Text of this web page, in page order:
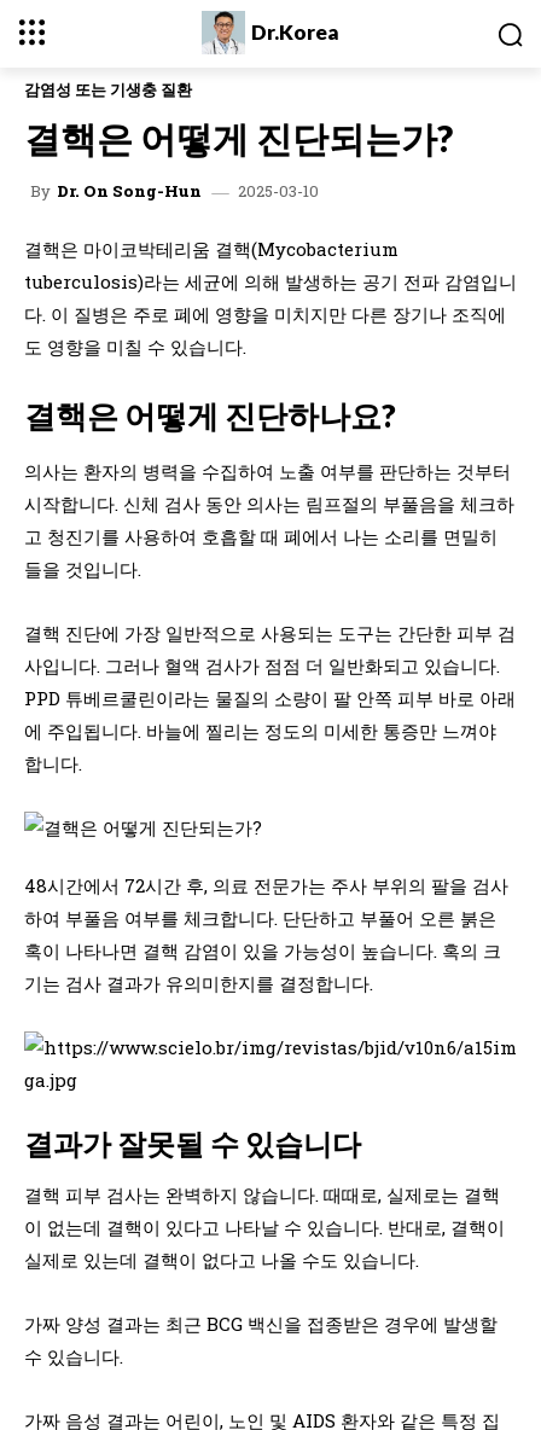
Dr.Korea
감염성 또는 기생충 질환
결핵은 어떻게 진단되는가?
By Dr. On Song-Hun 2025-03-10
결핵은 마이코박테리움 결핵(Mycobacterium
tuberculosis)라는 세균에 의해 발생하는 공기 전파 감염입니
다. 이 질병은 주로 폐에 영향을 미치지만 다른 장기나 조직에
도 영향을 미칠 수 있습니다.
결핵은 어떻게 진단하나요?
의사는 환자의 병력을 수집하여 노출 여부를 판단하는 것부터
시작합니다. 신체 검사 동안 의사는 림프절의 부풀음을 체크하
고 청진기를 사용하여 호흡할 때 폐에서 나는 소리를 면밀히
들을 것입니다.
결핵 진단에 가장 일반적으로 사용되는 도구는 간단한 피부 검
사입니다. 그러나 혈액 검사가 점점 더 일반화되고 있습니다.
PPD 튜베르쿨린이라는 물질의 소량이 팔 안쪽 피부 바로 아래
에 주입됩니다. 바늘에 찔리는 정도의 미세한 통증만 느껴야
합니다.
48시간에서 72시간 후, 의료 전문가는 주사 부위의 팔을 검사
하여 부풀음 여부를 체크합니다. 단단하고 부풀어 오른 붉은
혹이 나타나면 결핵 감염이 있을 가능성이 높습니다. 혹의 크
기는 검사 결과가 유의미한지를 결정합니다.
결과가 잘못될 수 있습니다
결핵 피부 검사는 완벽하지 않습니다. 때때로, 실제로는 결핵
이 없는데 결핵이 있다고 나타날 수 있습니다. 반대로, 결핵이
실제로 있는데 결핵이 없다고 나올 수도 있습니다.
가짜 양성 결과는 최근 BCG 백신을 접종받은 경우에 발생할
수 있습니다.
가짜 음성 결과는 어린이, 노인 및 AIDS 환자와 같은 특정 집